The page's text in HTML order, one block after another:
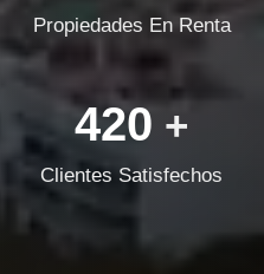
Propiedades En Renta
420 +
Clientes Satisfechos